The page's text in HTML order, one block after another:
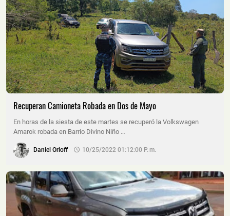
Recuperan Camioneta Robada en Dos de Mayo
En horas de la siesta de este martes se recuperó la Volkswagen
Amarok robada en Barrio Divino Niño …
Daniel Orloff 10/25/2022 01:12:00 P. M.